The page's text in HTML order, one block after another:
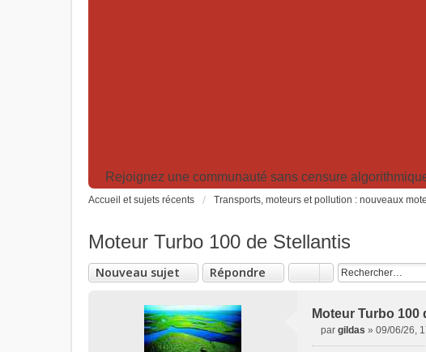
Rejoignez une communauté sans censure
Accueil et sujets récents Transports, moteurs et pollution : nouveaux
Moteur Turbo 100 de Stellantis
Nouveau sujet Répondre
Moteur Turbo 100
par gildas » 09/06/26,